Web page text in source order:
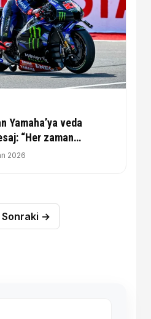
Yamaha’ya veda
“Her zaman
2026
Sonraki →